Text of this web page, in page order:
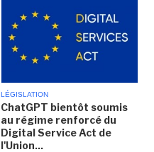
LÉGISLATION
ChatGPT bientôt soumis
au régime renforcé du
Digital Service Act de
l'Union...